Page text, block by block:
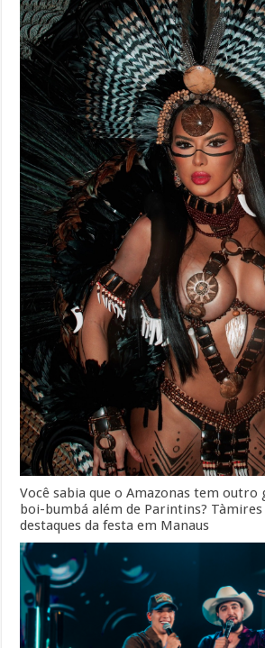
Você sabia que o Amazonas tem outro
boi-bumbá além de Parintins? Tàmires
destaques da festa em Manaus